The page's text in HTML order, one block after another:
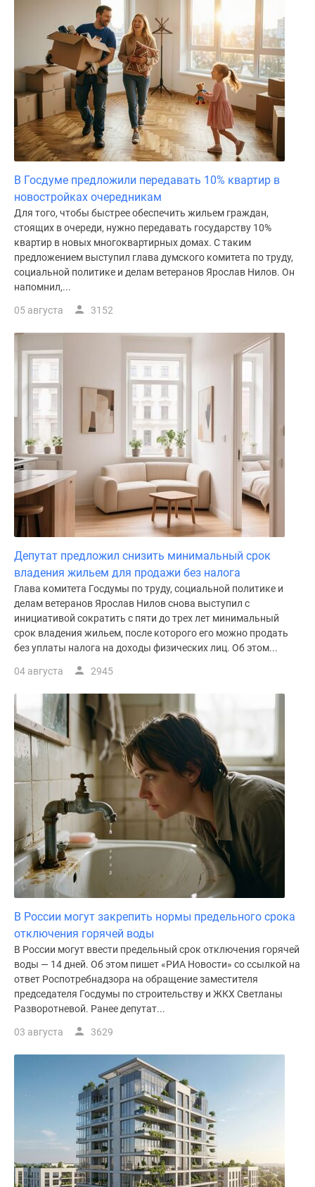
коттеджи
Коттеджные
поселки
Новой
Москве
Готовые
коттеджные
поселки
Строящиеся
коттеджные
поселки
Коттеджные
поселки
Коттеджные
поселки
водоема
Коттеджные
поселки
Бизнес-
центры
Коттеджи
Скидки
акции
Макс
В Госдуме предложили передавать 10% квартир в
новостройках очередникам
Для того, чтобы быстрее обеспечить жильем граждан,
стоящих в очереди, нужно передавать государству 10%
квартир в новых многоквартирных домах. С таким
предложением выступил глава думского комитета по труду,
социальной политике и делам ветеранов Ярослав Нилов. Он
напомнил,...
05 августа 3152
Депутат предложил снизить минимальный срок
владения жильем для продажи без налога
Глава комитета Госдумы по труду, социальной политике и
делам ветеранов Ярослав Нилов снова выступил с
инициативой сократить с пяти до трех лет минимальный
срок владения жильем, после которого его можно продать
без уплаты налога на доходы физических лиц. Об этом...
04 августа 2945
В России могут закрепить нормы предельного срока
отключения горячей воды
В России могут ввести предельный срок отключения горячей
воды — 14 дней. Об этом пишет «РИА Новости» со ссылкой на
ответ Роспотребнадзора на обращение заместителя
председателя Госдумы по строительству и ЖКХ Светланы
Разворотневой. Ранее депутат...
03 августа 3629